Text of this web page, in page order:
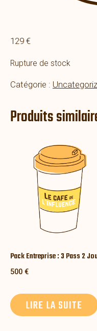
129 €
Rupture de stock
Catégorie :
Produits
Pack Entreprise : 3 Pass 2
500 €
LIRE LA SUITE